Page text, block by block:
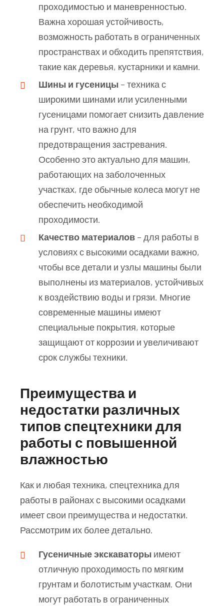
проходимостью и маневренностью.
Важна хорошая устойчивость,
возможность работать в ограниченных
пространствах и обходить препятствия,
такие как деревья, кустарники и камни.
Шины и гусеницы – техника с
широкими шинами или усиленными
гусеницами помогает снизить давление
на грунт, что важно для
предотвращения застревания.
Особенно это актуально для машин,
работающих на заболоченных
участках, где обычные колеса могут не
обеспечить необходимой
проходимости.
Качество материалов – для работы в
условиях с высокими осадками важно,
чтобы все детали и узлы машины были
выполнены из материалов, устойчивых
к воздействию воды и грязи. Многие
современные машины имеют
специальные покрытия, которые
защищают от коррозии и увеличивают
срок службы техники.
Преимущества и
недостатки различных
типов спецтехники для
работы с повышенной
влажностью
Как и любая техника, спецтехника для
работы в районах с высокими осадками
имеет свои преимущества и недостатки.
Рассмотрим их более детально.
Гусеничные экскаваторы имеют
отличную проходимость по мягким
грунтам и болотистым участкам. Они
могут работать в ограниченных